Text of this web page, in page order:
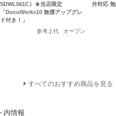
SDWL561C）★当店限定
DocuWorks10 無償アップグレ
付き！」
参考上代
オープン
外対応
すべてのおすすめ商品を見る
内情報